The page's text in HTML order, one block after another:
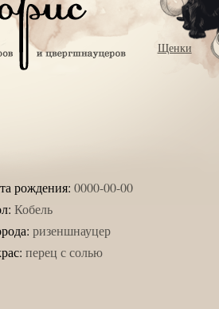
Щенки
рождения: 0000-00-00
Кобель
ризеншнауцер
перец с солью